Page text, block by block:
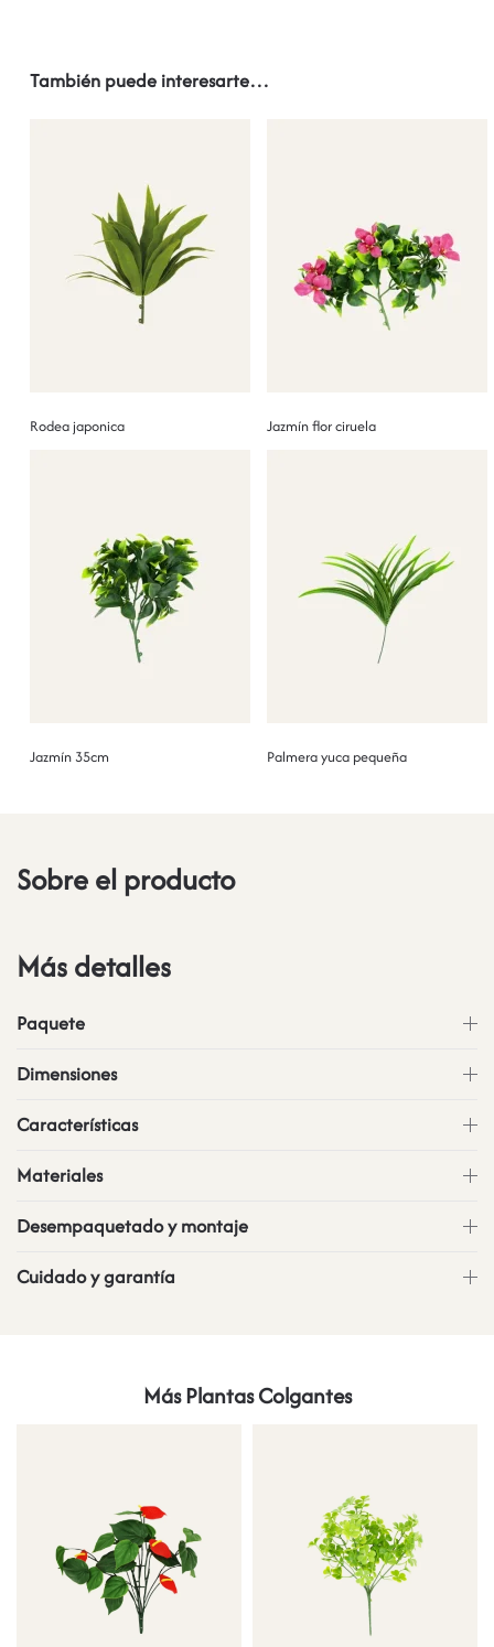
También puede interesarte…
Rodea japonica Jazmín flor ciruela
Jazmín 35cm Palmera yuca pequeña
Sobre el producto
Más detalles
Paquete
Dimensiones
Características
Materiales
Desempaquetado y montaje
Cuidado y garantía
Más Plantas Colgantes